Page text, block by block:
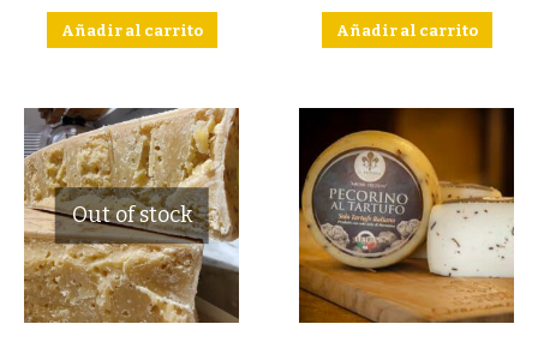
Añadir al carrito Añadir al carrito
Out of stock